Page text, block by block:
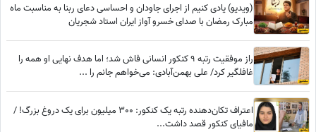
(ویدیو) یادی کنیم از اجرای جاودان و احساسی دعای ربنا به مناسبت ماه
مبارک رمضان با صدای خسرو آواز ایران استاد شجریان
راز موفقیت رتبه 9 کنکور انسانی فاش شد؛ اما هدف نهایی او همه را
غافلگیر کرد/ علی بهمن‌آبادی: می‌خواهم جانم را ...
اعتراف تکان‌دهنده رتبه یک کنکور: 300 میلیون برای یک دروغ بزرگ! /
مافیای کنکور قصد داشت...